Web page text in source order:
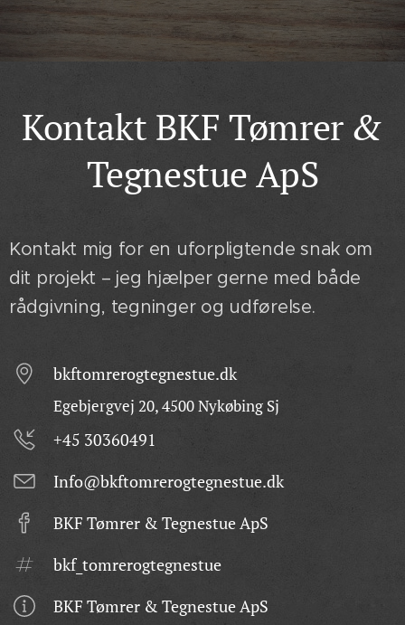
Kontakt BKF Tømrer &
Tegnestue ApS
Kontakt mig for en uforpligtende snak om
dit projekt – jeg hjælper gerne med både
rådgivning, tegninger og udførelse.
bkftomrerogtegnestue.dk
Egebjergvej 20, 4500 Nykøbing Sj
+45 30360491
Info@bkftomrerogtegnestue.dk
BKF Tømrer & Tegnestue ApS
bkf_tomrerogtegnestue
BKF Tømrer & Tegnestue ApS